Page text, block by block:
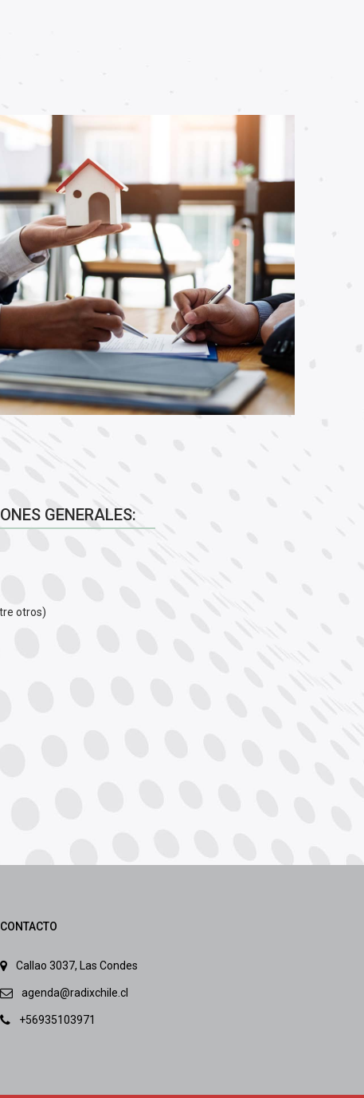
GENERALES:
otros)
CONTACTO
Callao 3037, Las Condes
agenda@radixchile.cl
+56935103971